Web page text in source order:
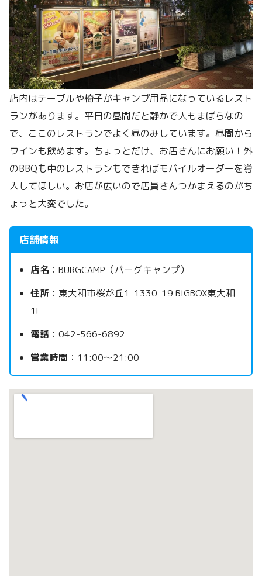
店内はテーブルや椅子がキャンプ用品になっているレスト
ランがあります。平日の昼間だと静かで人もまばらなの
で、ここのレストランでよく昼のみしています。昼間から
ワインも飲めます。ちょっとだけ、お店さんにお願い！外
のBBQも中のレストランもできればモバイルオーダーを導
入してほしい。お店が広いので店員さんつかまえるのがち
ょっと大変でした。
店舗情報
店名 ：BURGCAMP（バーグキャンプ）
住所 ：東大和市桜が丘1-1330-19 BIGBOX東大和
1F
電話 ：042-566-6892
営業時間 ：11:00〜21:00